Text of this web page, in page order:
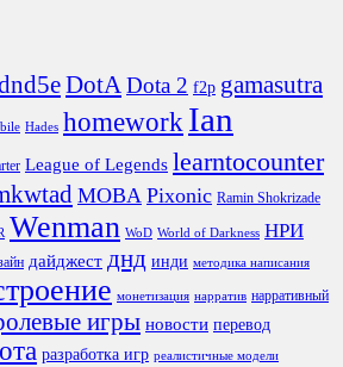
DotADota 2 f2p gamasutra
Hades homework Ian
League of Legends learntocounter
MOBA Pixonic Ramin Shokrizade
Wenman WoD World of Darkness НРИ
дайджест днд инди методика написания
монетизация нарратив нарративный
игры новости перевод
разработка игр реалистичные модели